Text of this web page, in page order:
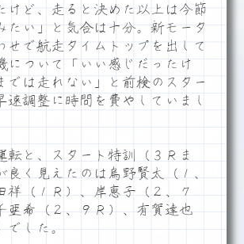
けど、走ると決めた以上は今節
たい」と気合は十分。新モータ
せで航走タイムトップを出して
について「いい感じだったけ
では走れない」と前検のスター
速調整に時間を費やしていまし
と、スタート特訓（３Ｒま
良く見えたのは烏野賢太（１、
祥（１Ｒ）、岸恵子（２、７
亜希（２、９Ｒ）、有賀達也
でした。